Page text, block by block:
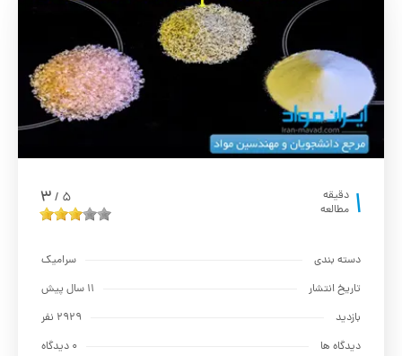
1 دقیقه
مطالعه
5
/
3
دسته بندی
سراميك
تاریخ انتشار
11 سال پیش
بازدید
2929 نفر
دیدگاه ها
0 دیدگاه